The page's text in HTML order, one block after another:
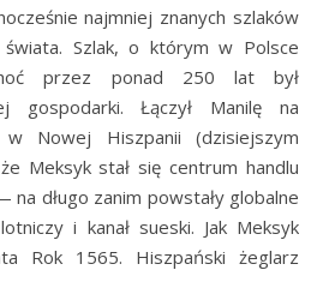
najmniej znanych szlaków
Szlak, o którym w Polsce
przez ponad 250 lat był
gospodarki. Łączył Manilę na
w Nowej Hiszpanii (dzisiejszym
Meksyk stał się centrum handlu
na długo zanim powstały globalne
i kanał sueski. Jak Meksyk
Rok 1565. Hiszpański żeglarz